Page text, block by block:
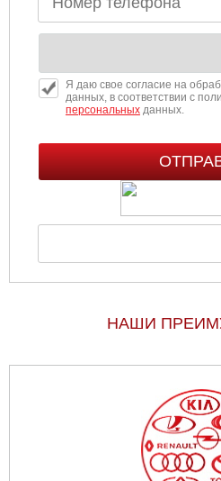
Я даю свое согласие на
данных, в соответствии с
персональныхданных.
НАШИ